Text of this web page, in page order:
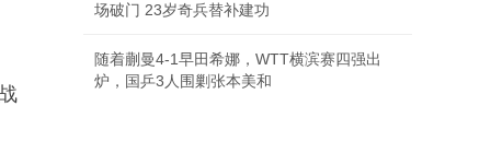
场破门 23岁奇兵替补建功
随着蒯曼4-1早田希娜，WTT横滨赛四强出
炉，国乒3人围剿张本美和